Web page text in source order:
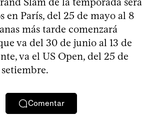
en París, del 25 de mayo al 8
más tarde comenzará
va del 30 de junio al 13 de
va el US Open, del 25 de
Comentar